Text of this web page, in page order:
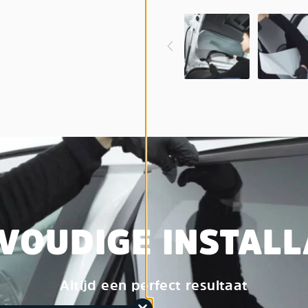
Altijd een perfect resultaat